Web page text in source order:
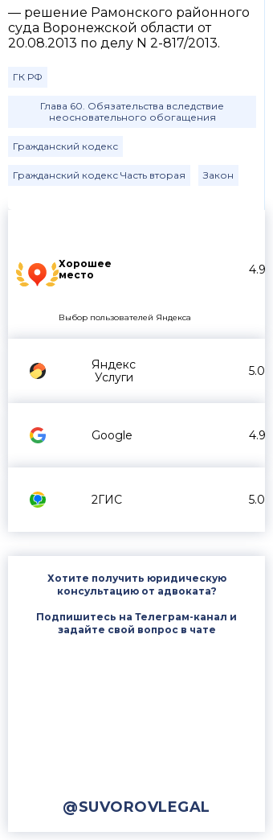
Хорошее
место
4.9
Выбор пользователей Яндекса
Яндекс
Услуги
5.0
Google 4.9
2ГИС 5.0
Хотите получить юридическую
консультацию от адвоката?
Подпишитесь на Телеграм-канал и
задайте свой вопрос в чате
@SUVOROVLEGAL
— решение Рамонского районного
суда Воронежской области от
20.08.2013 по делу N 2-817/2013.
ГК РФ
Глава 60. Обязательства вследствие
неосновательного обогащения
Гражданский кодекс
Гражданский кодекс Часть вторая Закон